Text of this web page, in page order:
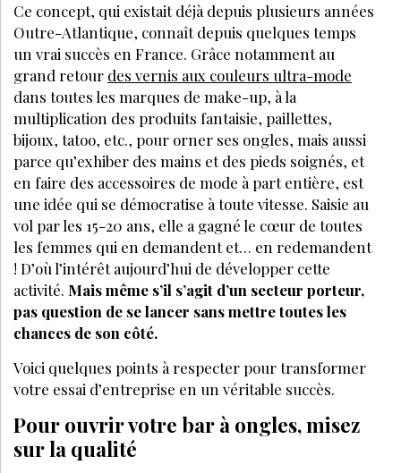
Ce concept, qui existait déjà depuis plusieurs années
Outre-Atlantique, connaît depuis quelques temps
un vrai succès en France. Grâce notamment au
grand retour des vernis aux couleurs ultra-mode
dans toutes les marques de make-up, à la
multiplication des produits fantaisie, paillettes,
bijoux, tatoo, etc., pour orner ses ongles, mais aussi
parce qu’exhiber des mains et des pieds soignés, et
en faire des accessoires de mode à part entière, est
une idée qui se démocratise à toute vitesse. Saisie au
vol par les 15-20 ans, elle a gagné le cœur de toutes
les femmes qui en demandent et… en redemandent
! D’où l’intérêt aujourd’hui de développer cette
activité. Mais même s’il s’agit d’un secteur porteur,
pas question de se lancer sans mettre toutes les
chances de son côté.
Voici quelques points à respecter pour transformer
votre essai d’entreprise en un véritable succès.
Pour ouvrir votre bar à ongles, misez
sur la qualité